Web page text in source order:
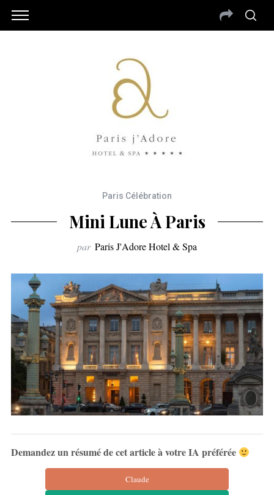
Paris Célébration
Mini Lune À Paris
par Paris J'Adore Hotel & Spa
Demandez un résumé de cet article à votre IA préférée
Claude